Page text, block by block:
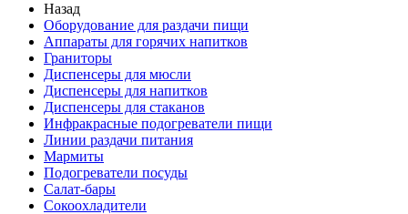
Назад
Оборудование для раздачи пищи
Аппараты для горячих напитков
Граниторы
Диспенсеры для мюсли
Диспенсеры для напитков
Диспенсеры для стаканов
Инфракрасные подогреватели пищи
Линии раздачи питания
Мармиты
Подогреватели посуды
Салат-бары
Сокоохладители